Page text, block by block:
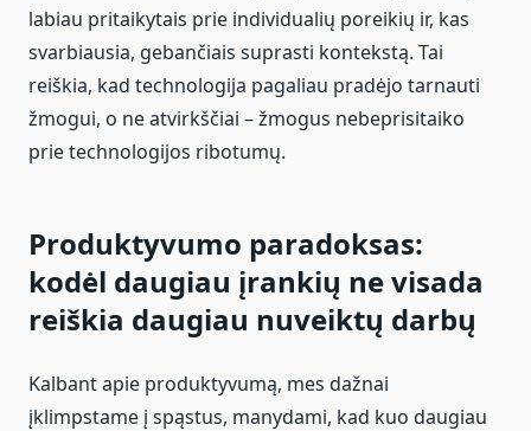
labiau pritaikytais prie individualių poreikių ir, kas
svarbiausia, gebančiais suprasti kontekstą. Tai
reiškia, kad technologija pagaliau pradėjo tarnauti
žmogui, o ne atvirkščiai – žmogus nebeprisitaiko
prie technologijos ribotumų.
Produktyvumo paradoksas:
kodėl daugiau įrankių ne visada
reiškia daugiau nuveiktų darbų
Kalbant apie produktyvumą, mes dažnai
įklimpstame į spąstus, manydami, kad kuo daugiau